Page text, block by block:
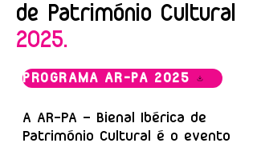
de Património Cultural
2025.
PROGRAMA AR-PA 2025
A AR-PA – Bienal Ibérica de
Património Cultural é o evento